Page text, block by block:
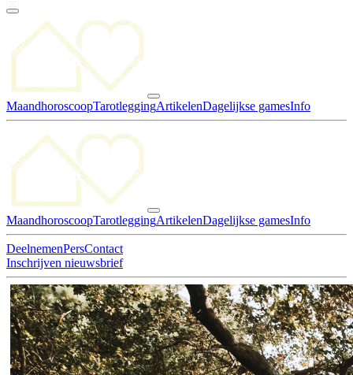
MaandhoroscoopTarotleggingArtikelenDagelijkse gamesInfo
MaandhoroscoopTarotleggingArtikelenDagelijkse gamesInfo
DeelnemenPersContact
Inschrijven nieuwsbrief